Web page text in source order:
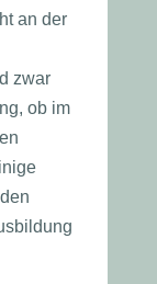
an der
zwar
ob im